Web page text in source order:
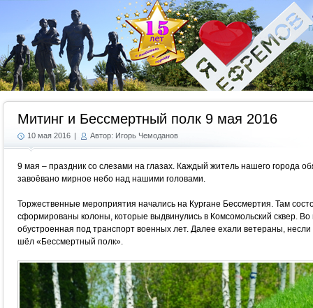
Митинг и Бессмертный полк 9 мая 2016
10 мая 2016 | Автор: Игорь Чемоданов
9 мая – праздник со слезами на глазах. Каждый житель нашего города
завоёвано мирное небо над нашими головами.
Торжественные мероприятия начались на Кургане Бессмертия. Там
сформированы колоны, которые выдвинулись в Комсомольский сквер.
обустроенная под транспорт военных лет. Далее ехали ветераны, несли
шёл «Бессмертный полк».